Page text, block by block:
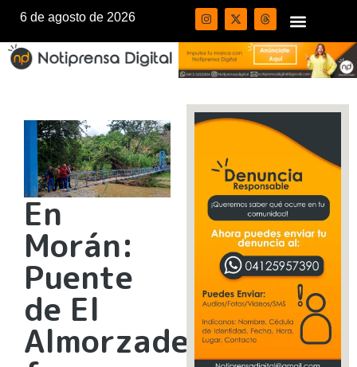
6 de agosto de 2026
En
Morán:
Puente
de El
Almorzadero